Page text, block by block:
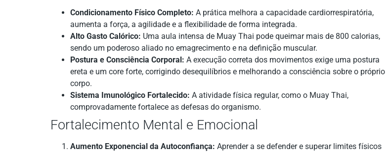
Condicionamento Físico Completo: A prática melhora a capacidade cardiorrespiratória,
aumenta a força, a agilidade e a flexibilidade de forma integrada.
Alto Gasto Calórico: Uma aula intensa de Muay Thai pode queimar mais de 800 calorias,
sendo um poderoso aliado no emagrecimento e na definição muscular.
Postura e Consciência Corporal: A execução correta dos movimentos exige uma postura
ereta e um core forte, corrigindo desequilíbrios e melhorando a consciência sobre o próprio
corpo.
Sistema Imunológico Fortalecido: A atividade física regular, como o Muay Thai,
comprovadamente fortalece as defesas do organismo.
Fortalecimento Mental e Emocional
Aumento Exponencial da Autoconfiança: Aprender a se defender e superar limites físicos